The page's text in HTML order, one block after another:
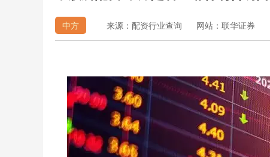
中方 来源：配资行业查询 网站：联华证券